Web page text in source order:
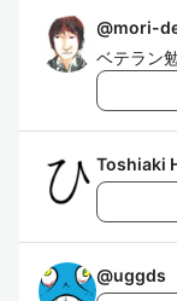
@mori-
ベテラン
Toshiaki
@uggds